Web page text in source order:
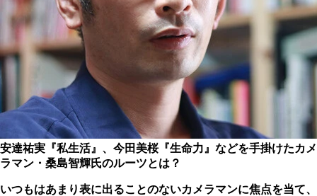
安達祐実『私生活』、今田美桜『生命力』などを手掛けたカメ
ラマン・桑島智輝氏のルーツとは？
いつもはあまり表に出ることのないカメラマンに焦点を当て、